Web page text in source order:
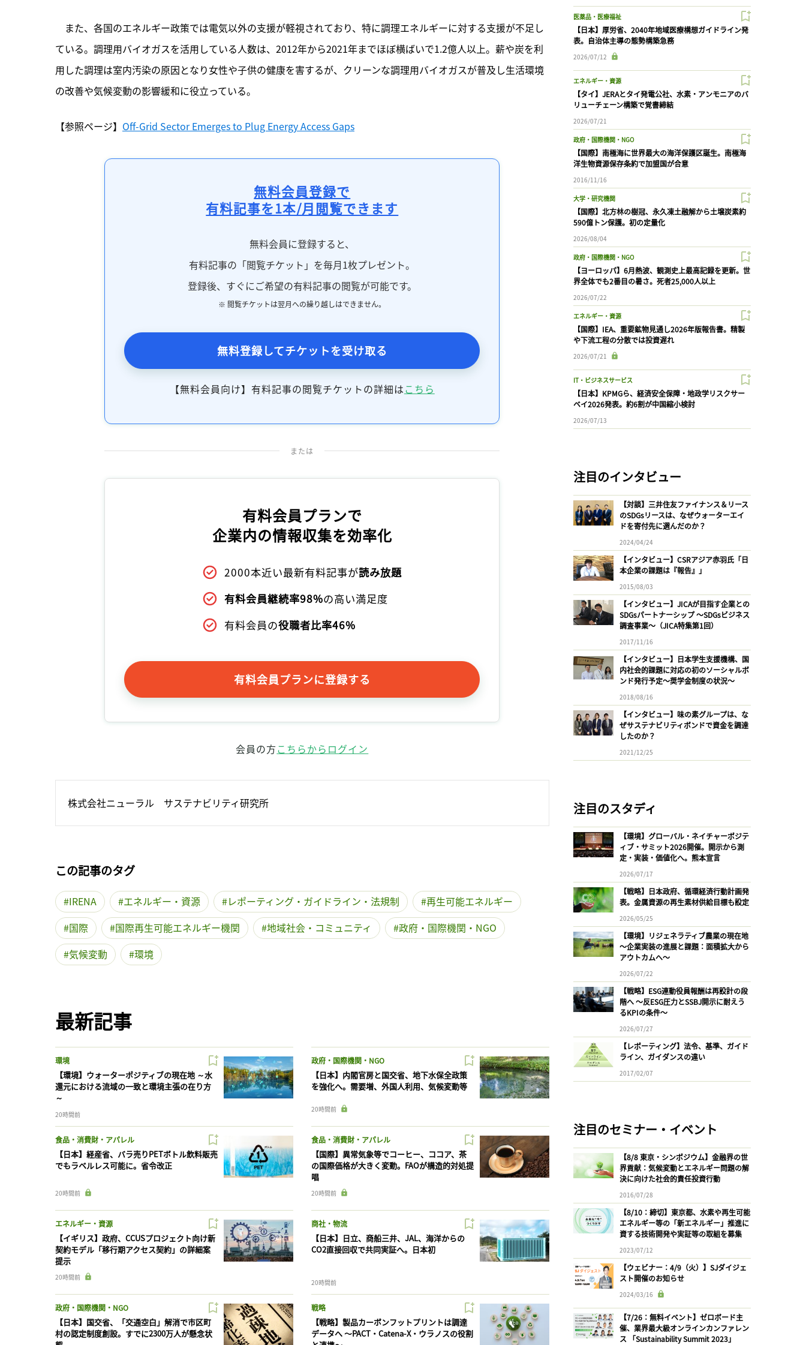
また、各国のエネルギー政策では​​電気以外の支援が軽視されており、特に調理エネルギーに対する支援が不足し
ている。調理用バイオガスを活用している人数は、2012年から2021年までほぼ横ばいで1.2億人以上。薪や炭を利
用した調理は室内汚染の原因となり女性や子供の健康を害するが、クリーンな調理用バイオガスが普及し生活環境
の改善や気候変動の影響緩和に役立っている。
【参照ページ】 Off-Grid Sector Emerges to Plug Energy Access Gaps
無料会員登録で
有料記事を1本/月閲覧できます
無料会員に登録すると、
有料記事の「閲覧チケット」を毎月1枚プレゼント。
登録後、すぐにご希望の有料記事の閲覧が可能です。
※ 閲覧チケットは翌月への繰り越しはできません。
無料登録してチケットを受け取る
【無料会員向け】有料記事の閲覧チケットの詳細はこちら
または
有料会員プランで
企業内の情報収集を効率化
2000本近い最新有料記事が読み放題
有料会員継続率98%の高い満足度
有料会員の役職者比率46%
有料会員プランに登録する
会員の方こちらからログイン
株式会社ニューラル　サステナビリティ研究所
この記事のタグ
IRENA エネルギー・資源 レポーティング・ガイドライン・法規制
再生可能エネルギー
国際
国際再生可能エネルギー機関 地域社会・コミュニティ
政府・国際機関・NGO
気候変動
環境
最新記事
環境
【環境】ウォーターポジティブの現在地 ～水
還元における流域の一致と環境主張の在り方
～
20時間前
政府・国際機関・NGO
【日本】内閣官房と国交省、地下水保全政策
を強化へ。需要増、外国人利用、気候変動等
20時間前
食品・消費財・アパレル
【日本】経産省、バラ売りPETボトル飲料販売
でもラベルレス可能に。省令改正
20時間前
食品・消費財・アパレル
【国際】異常気象等でコーヒー、ココア、茶
の国際価格が大きく変動。FAOが構造的対処提
唱
20時間前
エネルギー・資源
【イギリス】政府、CCUSプロジェクト向け新
契約モデル「移行期アクセス契約」の詳細案
提示
20時間前
商社・物流
【日本】日立、商船三井、JAL、海洋からの
CO2直接回収で共同実証へ。日本初
20時間前
政府・国際機関・NGO
【日本】国交省、「交通空白」解消で市区町
村の認定制度創設。すでに2300万人が懸念状
戦略
【戦略】製品カーボンフットプリントは調達
データへ 〜PACT・Catena-X・ウラノスの役割
医薬品・医療福祉
【日本】厚労省、2040年地域医療構想ガイドライン発
表。自治体主導の態勢構築急務
2026/07/12
エネルギー・資源
【タイ】JERAとタイ発電公社、水素・アンモニアのバ
リューチェーン構築で覚書締結
2026/07/21
政府・国際機関・NGO
【国際】南極海に世界最大の海洋保護区誕生。南極海
洋生物資源保存条約で加盟国が合意
2016/11/16
大学・研究機関
【国際】北方林の樹冠、永久凍土融解から土壌炭素約
590億トン保護。初の定量化
2026/08/04
政府・国際機関・NGO
【ヨーロッパ】6月熱波、観測史上最高記録を更新。世
界全体でも2番目の暑さ。死者25,000人以上
2026/07/22
エネルギー・資源
【国際】IEA、重要鉱物見通し2026年版報告書。精製
や下流工程の分散では投資遅れ
2026/07/21
IT・ビジネスサービス
【日本】KPMGら、経済安全保障・地政学リスクサー
ベイ2026発表。約6割が中国縮小検討
2026/07/13
注目のインタビュー
【対談】三井住友ファイナンス＆リース
のSDGsリースは、なぜウォーターエイ
ドを寄付先に選んだのか？
2024/04/24
【インタビュー】CSRアジア赤羽氏「日
本企業の課題は『報告』」
2015/08/03
【インタビュー】JICAが目指す企業との
SDGsパートナーシップ 〜SDGsビジネス
調査事業〜（JICA特集第1回）
2017/11/16
【インタビュー】日本学生支援機構、国
内社会的課題に対応の初のソーシャルボ
ンド発行予定〜奨学金制度の状況〜
2018/08/16
【インタビュー】味の素グループは、な
ぜサステナビリティボンドで資金を調達
したのか？
2021/12/25
注目のスタディ
【環境】グローバル・ネイチャーポジテ
ィブ・サミット2026開催。開示から測
定・実装・価値化へ。熊本宣言
2026/07/17
【戦略】日本政府、循環経済行動計画発
表。金属資源の再生素材供給目標も設定
2026/05/25
【環境】リジェネラティブ農業の現在地
〜企業実装の進展と課題：面積拡大から
アウトカムへ〜
2026/07/22
【戦略】ESG連動役員報酬は再設計の段
階へ 〜反ESG圧力とSSBJ開示に耐えう
るKPIの条件〜
2026/07/27
【レポーティング】法令、基準、ガイド
ライン、ガイダンスの違い
2017/02/07
注目のセミナー・イベント
【8/8 東京・シンポジウム】金融界の世
界貢献：気候変動とエネルギー問題の解
決に向けた社会的責任投資行動
2016/07/28
【8/10：締切】東京都、水素や再生可能
エネルギー等の「新エネルギー」推進に
資する技術開発や実証等の取組を募集
2023/07/12
【ウェビナー：4/9（火）】SJダイジェ
スト開催のお知らせ
2024/03/16
【7/26：無料イベント】ゼロボード主
催、業界最大級オンラインカンファレン
ス 「Sustainability Summit 2023」
記事をお気に入りに保存するには
ログインが必要です
ログイン